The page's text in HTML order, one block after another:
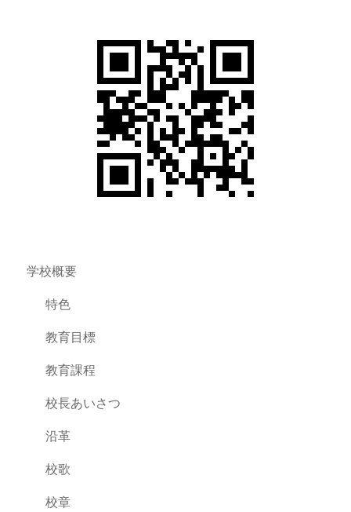
学校概要
特色
教育目標
教育課程
校長あいさつ
沿革
校歌
校章